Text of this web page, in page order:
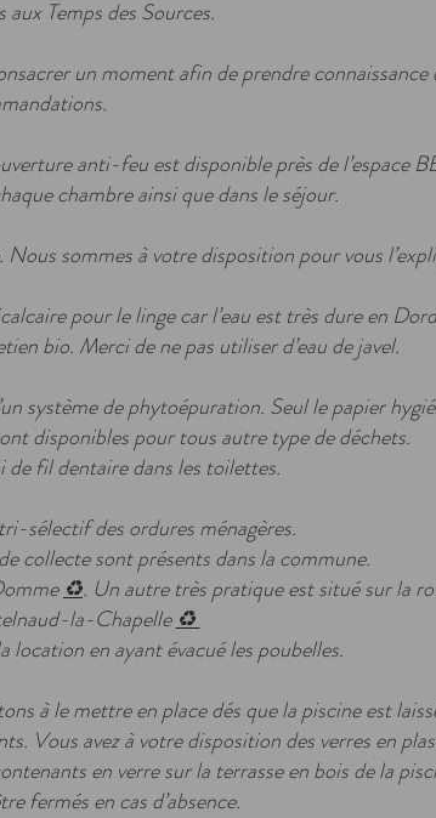
aux Temps des Sources.
un moment afin de prendre connaissance
anti-feu est disponible près de l’espace
chambre ainsi que dans le séjour.
sommes à votre disposition pour vous
pour le linge car l’eau est très dure en
bio. Merci de ne pas utiliser d’eau de javel.
système de phytoépuration. Seul le papier
disponibles pour tous autre type de déchets.
de fil dentaire dans les toilettes.
sélectif des ordures ménagères.
collecte sont présents dans la commune.
♻️. Un autre très pratique est situé sur la
la-Chapelle ♻️
en ayant évacué les poubelles.
à le mettre en place dés que la piscine est
Vous avez à votre disposition des verres en
en verre sur la terrasse en bois de la
fermés en cas d’absence.